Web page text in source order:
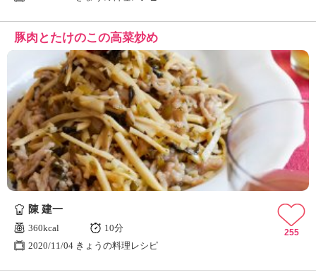
豚肉とたけのこの高菜炒め
陳 建一
360kcal
10分
2020/11/04 きょうの料理レシピ
255